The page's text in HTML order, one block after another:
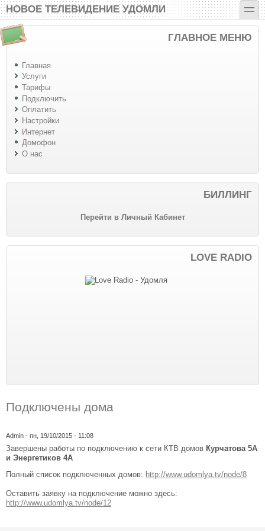
Перейти к основному содержанию
Skip to search
НОВОЕ ТЕЛЕВИДЕНИЕ УДОМЛИ toggle
ГЛАВНОЕ МЕНЮ
Главная
Услуги
Тарифы
Подключить
Оплатить
Настройки
Интернет
Домофон
О нас
БИЛЛИНГ
Перейти в Личный Кабинет
LOVE RADIO
Подключены дома
Admin - пн, 19/10/2015 - 11:08
Завершены работы по подключению к сети КТВ домов Курчатова 5А
и Энергетиков 4А
Полный список подключенных домов: http://www.udomlya.tv/node/8
Оставить заявку на подключение можно здесь:
http://www.udomlya.tv/node/12